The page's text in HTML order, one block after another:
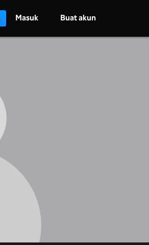
Masuk Buat akun